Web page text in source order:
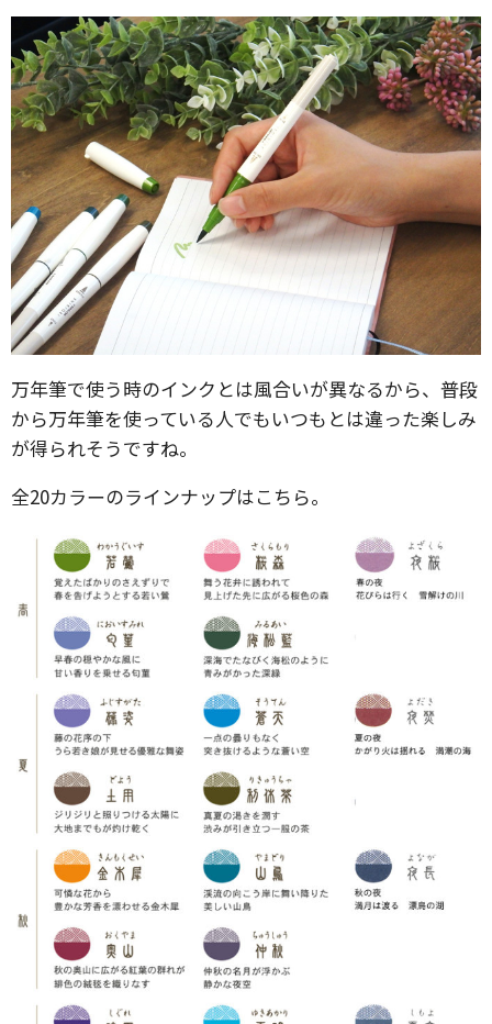
万年筆で使う時のインクとは風合いが異なるから、普段
から万年筆を使っている人でもいつもとは違った楽しみ
が得られそうですね。
全20カラーのラインナップはこちら。